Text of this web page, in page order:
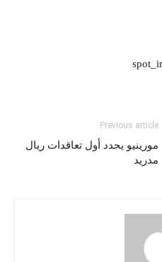
Previous article
مورينيو يحدد أول تعاقدات ريال
مدريد